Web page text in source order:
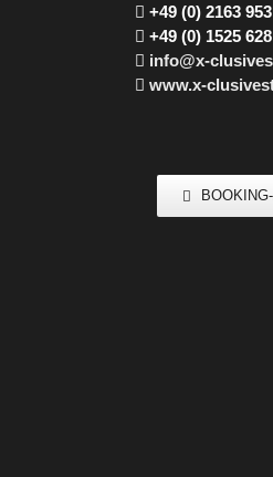
+49 (0) 2163
+49 (0) 1525
info@x-
www.x-